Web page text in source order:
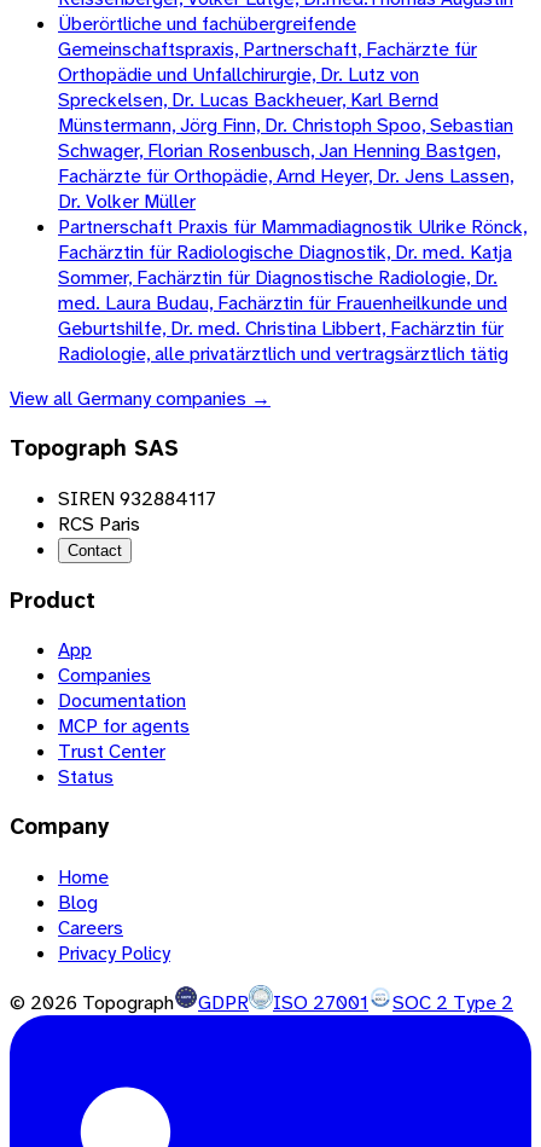
Überörtliche und fachübergreifende
Gemeinschaftspraxis, Partnerschaft, Fachärzte für
Orthopädie und Unfallchirurgie, Dr. Lutz von
Spreckelsen, Dr. Lucas Backheuer, Karl Bernd
Münstermann, Jörg Finn, Dr. Christoph Spoo, Sebastian
Schwager, Florian Rosenbusch, Jan Henning Bastgen,
Fachärzte für Orthopädie, Arnd Heyer, Dr. Jens Lassen,
Dr. Volker Müller
Partnerschaft Praxis für Mammadiagnostik Ulrike Rönck,
Fachärztin für Radiologische Diagnostik, Dr. med. Katja
Sommer, Fachärztin für Diagnostische Radiologie, Dr.
med. Laura Budau, Fachärztin für Frauenheilkunde und
Geburtshilfe, Dr. med. Christina Libbert, Fachärztin für
Radiologie, alle privatärztlich und vertragsärztlich tätig
View allGermanycompanies →
Topograph SAS
SIREN 932884117
RCS Paris
Contact
Product
App
Companies
Documentation
MCP for agents
Trust Center
Status
Company
Home
Blog
Careers
Privacy Policy
© 2026 Topograph GDPR ISO 27001 SOC 2 Type 2